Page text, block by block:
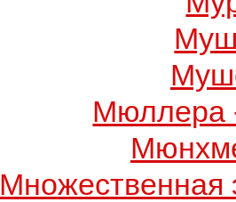
Мюллера
Множественная